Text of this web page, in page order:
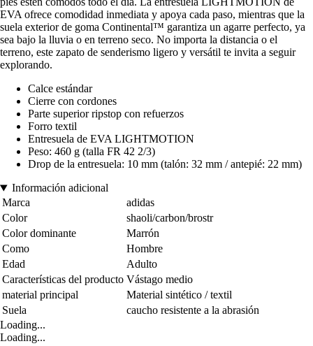
EVA ofrece comodidad inmediata y apoya cada paso, mientras que la
suela exterior de goma Continental™ garantiza un agarre perfecto, ya
sea bajo la lluvia o en terreno seco. No importa la distancia o el
terreno, este zapato de senderismo ligero y versátil te invita a seguir
explorando.
Calce estándar
Cierre con cordones
Parte superior ripstop con refuerzos
Forro textil
Entresuela de EVA LIGHTMOTION
Peso: 460 g (talla FR 42 2/3)
Drop de la entresuela: 10 mm (talón: 32 mm / antepié: 22 mm)
Información adicional
Marca
adidas
Color
shaoli/carbon/brostr
Color dominante
Marrón
Como
Hombre
Edad
Adulto
Características del producto Vástago medio
material principal
Material sintético / textil
Suela
caucho resistente a la abrasión
Loading...
Loading...